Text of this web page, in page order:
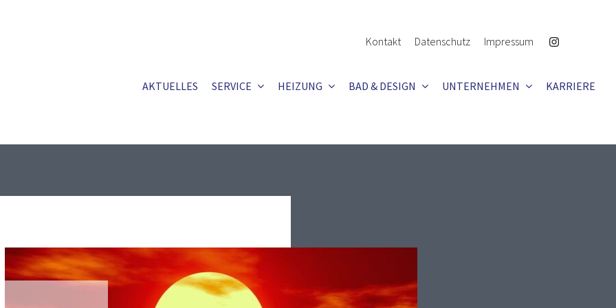
Kontakt Datenschutz Impressum
AKTUELLES SERVICE HEIZUNG BAD & DESIGN UNTERNEHMEN KARRIERE